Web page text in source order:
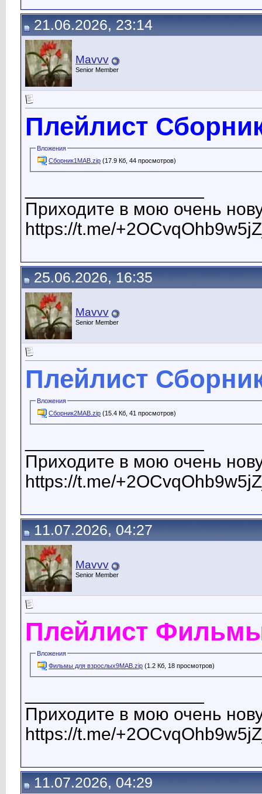
21.06.2026, 23:14
Mavvv
Senior Member
Плейлист
Вложения
Сборник1МАВ.zip (17.9 Кб, 44 просмотров)
Приходите в мою очень
https://t.me/
25.06.2026, 16:35
Mavvv
Senior Member
Плейлист
Вложения
Сборник2МАВ.zip (15.4 Кб, 41 просмотров)
Приходите в мою очень
https://t.me/
11.07.2026, 04:27
Mavvv
Senior Member
Плейлист
Вложения
Фильмы для взрослых9MAB.zip (1.2 Кб, 18 просмотров)
Приходите в мою очень
https://t.me/
11.07.2026, 04:29